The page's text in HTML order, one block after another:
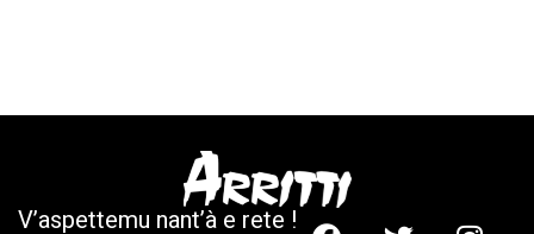
V’aspettemu nant’à e rete !